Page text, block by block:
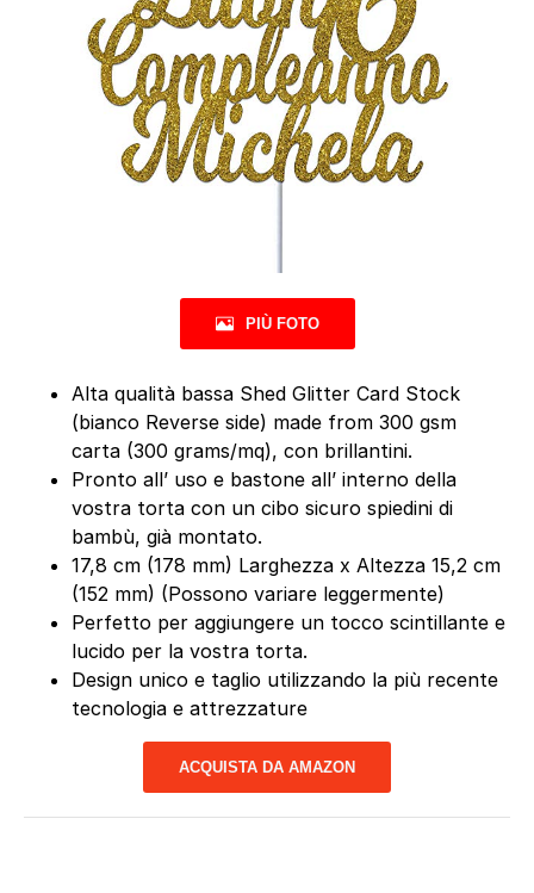
PIÙ FOTO
Alta qualità bassa Shed Glitter Card Stock
(bianco Reverse side) made from 300 gsm
carta (300 grams/mq), con brillantini.
Pronto all’ uso e bastone all’ interno della
vostra torta con un cibo sicuro spiedini di
bambù, già montato.
17,8 cm (178 mm) Larghezza x Altezza 15,2 cm
(152 mm) (Possono variare leggermente)
Perfetto per aggiungere un tocco scintillante e
lucido per la vostra torta.
Design unico e taglio utilizzando la più recente
tecnologia e attrezzature
ACQUISTA DA AMAZON